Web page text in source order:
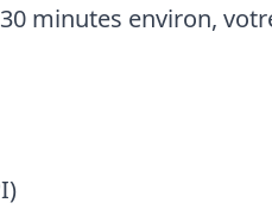
minutes environ,